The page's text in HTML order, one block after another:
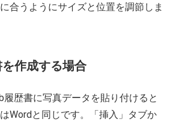
合うようにサイズと位置を調節しま
作成する場合
履歴書に写真データを貼り付けると
Wordと同じです。「挿入」タブか